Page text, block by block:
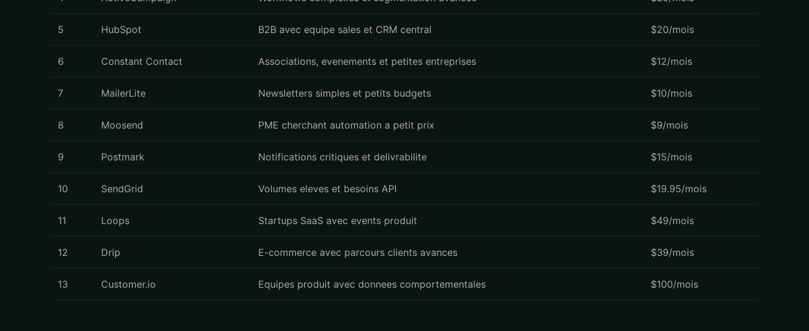
5 HubSpot B2B avec equipe sales et CRM central $20/mois
6 Constant Contact Associations, evenements et petites entreprises $12/mois
7 MailerLite Newsletters simples et petits budgets $10/mois
8 Moosend PME cherchant automation a petit prix $9/mois
9 Postmark Notifications critiques et delivrabilite $15/mois
10 SendGrid Volumes eleves et besoins API $19.95/mois
11 Loops Startups SaaS avec events produit $49/mois
12 Drip E-commerce avec parcours clients avances $39/mois
13 Customer.io Equipes produit avec donnees comportementales $100/mois